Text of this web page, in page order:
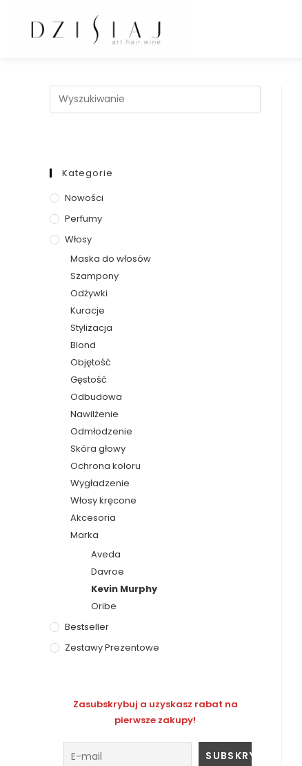
Kategorie
Nowości
Perfumy
Włosy
Maska do włosów
Szampony
Odżywki
Kuracje
Stylizacja
Blond
Objętość
Gęstość
Odbudowa
Nawilżenie
Odmłodzenie
Skóra głowy
Ochrona koloru
Wygładzenie
Włosy kręcone
Akcesoria
Marka
Aveda
Davroe
Kevin Murphy
Oribe
Bestseller
Zestawy Prezentowe
Zasubskrybuj a uzyskasz rabat na
pierwsze zakupy!